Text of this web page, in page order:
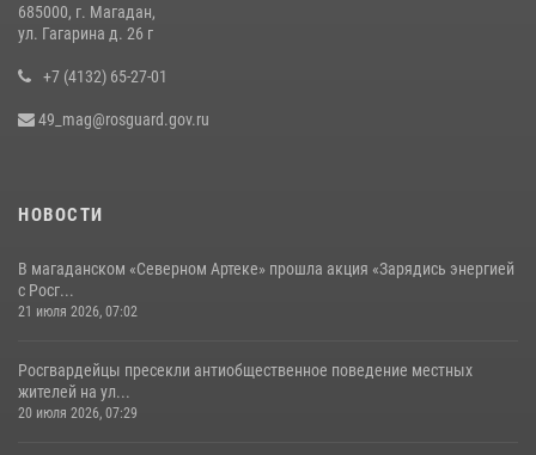
15 июля 2026, 04:34
685000, г. Магадан,
ул. Гагарина д. 26 г
+7 (4132) 65-27-01
49_mag@rosguard.gov.ru
НОВОСТИ
В магаданском «Северном Артеке» прошла акция «Зарядись энергией
с Росг...
21 июля 2026, 07:02
Росгвардейцы пресекли антиобщественное поведение местных
жителей на ул...
20 июля 2026, 07:29